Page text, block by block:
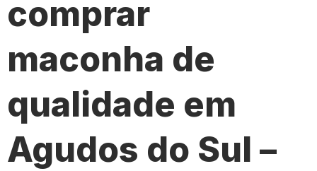
comprar
maconha de
qualidade em
Agudos do Sul –